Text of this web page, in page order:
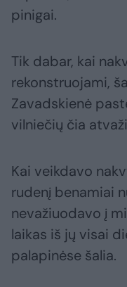
pinigai.
Tik dabar, kai
rekonstruojami,
Zavadskienė
vilniečių čia
Kai veikdavo
rudenį benamiai
nevažiuodavo į
laikas iš jų visai
palapinėse šalia.